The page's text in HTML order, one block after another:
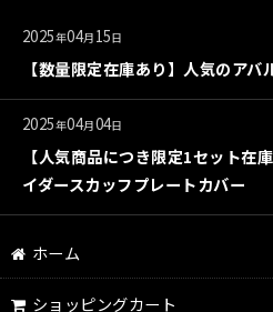
2025年04月 15日
【数量限定在庫あり】人気のア
2025年04月04日
【人気商品につき限定1セット在
イダースカッフプレートカバー
ホーム
ショッピングカート